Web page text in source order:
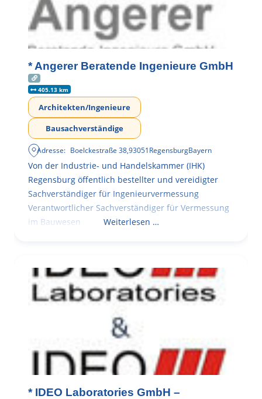
* Angerer Beratende Ingenieure GmbH
405.13 km
Architekten/Ingenieure
Bausachverständige
Adresse: Boelckestraße 38,93051RegensburgBayern
Von der Industrie- und Handelskammer (IHK)
Regensburg öffentlich bestellter und vereidigter
Sachverständiger für Ingenieurvermessung
Verantwortlicher Sachverständiger für Vermessung
im Bauwesen
Weiterlesen …
* IDEO Laboratories GmbH –